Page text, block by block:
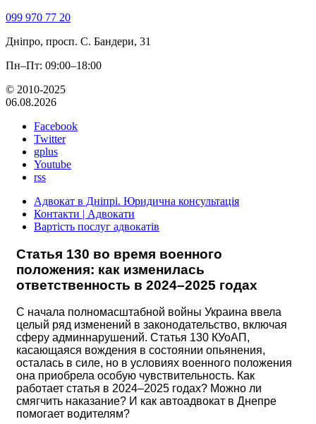
099 970 77 20
Дніпро, просп. С. Бандери, 31
Пн–Пт: 09:00–18:00
© 2010-2025
06.08.2026
Facebook
Twitter
gplus
Youtube
rss
Адвокат в Дніпрі. Юридична консультація
Контакти | Адвокати
Вартість послуг адвокатів
Статья 130 во время военного
положения: как изменилась
ответственность в 2024–2025 годах
С начала полномасштабной войны Украина ввела
целый ряд изменений в законодательство, включая
сферу админнарушений. Статья 130 КУоАП,
касающаяся вождения в состоянии опьянения,
осталась в силе, но в условиях военного положения
она приобрела особую чувствительность. Как
работает статья в 2024–2025 годах? Можно ли
смягчить наказание? И как автоадвокат в Днепре
помогает водителям?